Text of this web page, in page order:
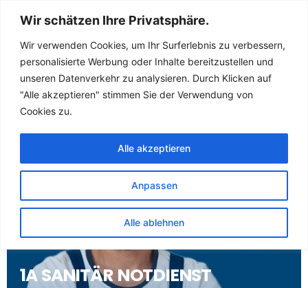
Wir schätzen Ihre Privatsphäre.
Wir verwenden Cookies, um Ihr Surferlebnis zu verbessern,
personalisierte Werbung oder Inhalte bereitzustellen und
unseren Datenverkehr zu analysieren. Durch Klicken auf
"Alle akzeptieren" stimmen Sie der Verwendung von
Cookies zu.
Anpassen
Alle ablehnen
Alle akzeptieren
Sanitär Notdienst
(Klempner) für
Langewiesen
1A SANITÄR NOTDIENST